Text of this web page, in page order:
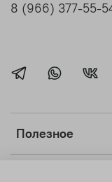
Полезное
8 (966) 377-55-